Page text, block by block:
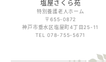
塩屋さくら苑
特別養護老人ホーム
〒655-0872
神戸市垂水区塩屋町4丁目25-11
TEL 078-755-5671